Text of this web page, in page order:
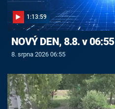
1:13:59
NOVÝ DEN, 8.8. v 06:55
8. srpna 2026 06:55